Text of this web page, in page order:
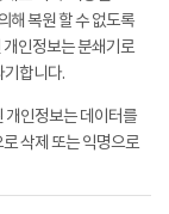
해 복원 할 수 없도록
개인정보는 분쇄기로
기합니다.
개인정보는 데이터를
삭제 또는 익명으로